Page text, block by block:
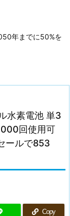
年までに50%を
水素電池 単3
回使用可
ールで853
Copy